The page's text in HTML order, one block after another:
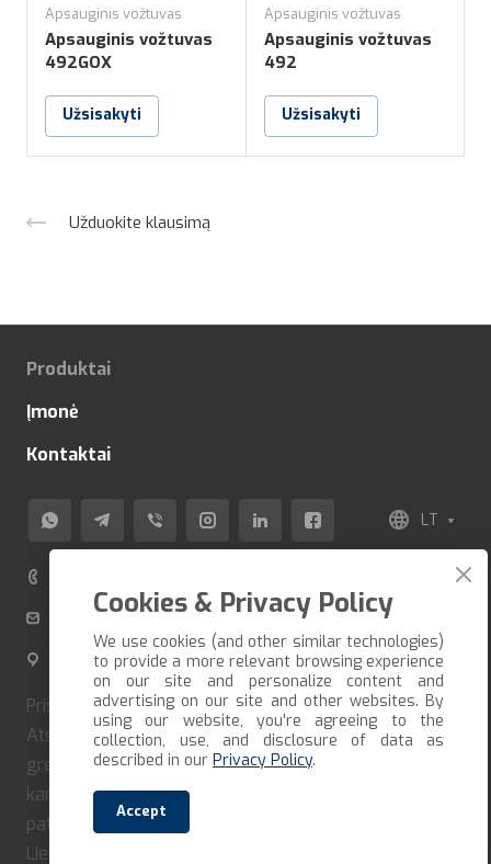
Apsauginis vožtuvas
Apsauginis vožtuvas
492GOX
Užsisakyti
Apsauginis vožtuvas
Apsauginis vožtuvas
492
Užsisakyti
Užduokite klausimą
Produktai
Įmonė
Kontaktai
LT
info@veza-e.lt
Švitrigailos g. 11K-109, LT-03228 Vilnius, Lietuva
Pristatome prekes per trumpiausią įmanomą terminą.
Atsiėmimo galimybė susitarus iš anksto. Jei norite
greitai gauti savo užsakymą, turite jį suformuoti ir iš
karto apmokėti. Mūsų įmonė bendradarbiauja tik su
patikimais vežėjais ir kurjeriais. Pristatome visoje
Lietuvoje.
Cookies & Privacy Policy
We use cookies (and other similar technologies)
to provide a more relevant browsing experience
on our site and personalize content and
advertising on our site and other websites. By
using our website, you're agreeing to the
collection, use, and disclosure of data as
described in our Privacy Policy.
Accept